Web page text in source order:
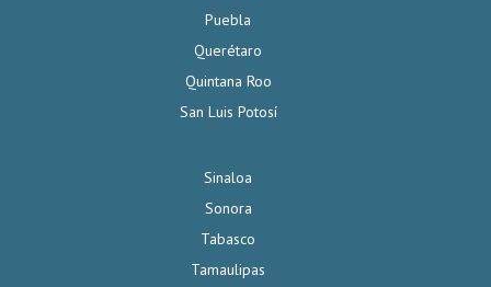
Puebla
Querétaro
Quintana Roo
San Luis Potosí
Sinaloa
Sonora
Tabasco
Tamaulipas